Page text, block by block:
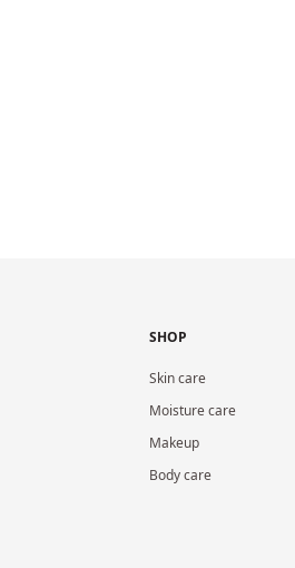
SHOP
Skin care
Moisture care
Makeup
Body care